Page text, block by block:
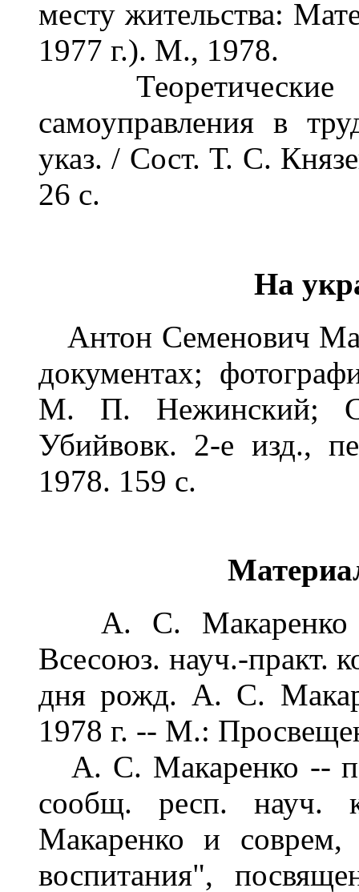
месту жительства:
1977 г.). М., 1978.
Теоретические
самоуправления в
указ. / Сост. Т. С.
26 с.
На
Антон Семенович
документах;
М. П. Нежинский;
Убийвовк. 2-е изд.,
1978. 159 с.
А. С. Макаренко и
Всесоюз. науч.-практ.
дня рожд. А. С.
1978 г. -- М.:
А. С. Макаренко --
сообщ. респ. науч.
Макаренко и соврем,
воспитания",